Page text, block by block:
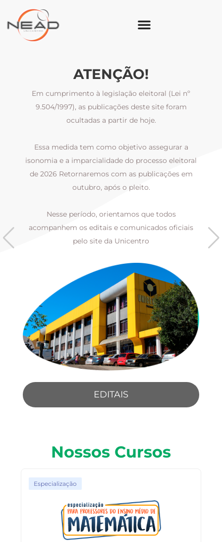
ATENÇÃO!
Em cumprimento à legislação eleitoral (Lei nº
9.504/1997), as publicações deste site foram
ocultadas a partir de hoje.
Essa medida tem como objetivo assegurar a
isonomia e a imparcialidade do processo eleitoral
de 2026 Retornaremos com as publicações em
outubro, após o pleito.
Nesse período, orientamos que todos
acompanhem os editais e comunicados oficiais
pelo site da Unicentro
EDITAIS
Nossos Cursos
Especialização